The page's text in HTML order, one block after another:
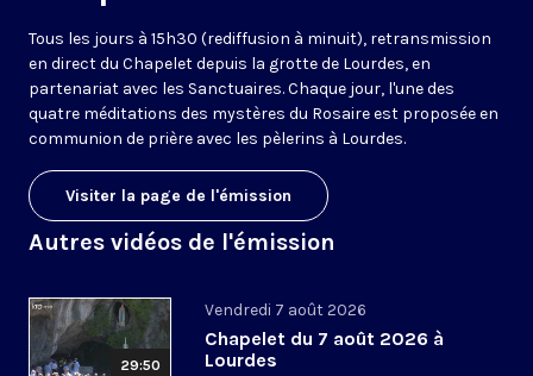
Tous les jours à 15h30 (rediffusion à minuit), retransmission
en direct du Chapelet depuis la grotte de Lourdes, en
partenariat avec les Sanctuaires. Chaque jour, l'une des
quatre méditations des mystères du Rosaire est proposée en
communion de prière avec les pèlerins à Lourdes.
Visiter la page de l'émission
Autres vidéos de l'émission
29:50
Vendredi 7 août 2026
Chapelet du 7 août 2026 à
Lourdes